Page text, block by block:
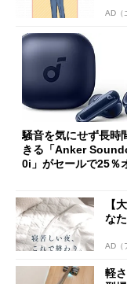
AD（
騒音を気にせず長時
きる「Anker
0i」がセールで25％
【
なた
AD（
軽